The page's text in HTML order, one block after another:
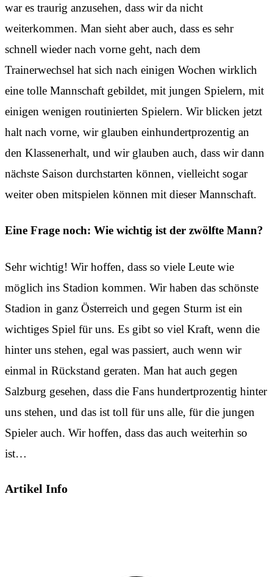
war es traurig anzusehen, dass wir da nicht
weiterkommen. Man sieht aber auch, dass es sehr
schnell wieder nach vorne geht, nach dem
Trainerwechsel hat sich nach einigen Wochen wirklich
eine tolle Mannschaft gebildet, mit jungen Spielern, mit
einigen wenigen routinierten Spielern. Wir blicken jetzt
halt nach vorne, wir glauben einhundertprozentig an
den Klassenerhalt, und wir glauben auch, dass wir dann
nächste Saison durchstarten können, vielleicht sogar
weiter oben mitspielen können mit dieser Mannschaft.
Eine Frage noch: Wie wichtig ist der zwölfte Mann?
Sehr wichtig! Wir hoffen, dass so viele Leute wie
möglich ins Stadion kommen. Wir haben das schönste
Stadion in ganz Österreich und gegen Sturm ist ein
wichtiges Spiel für uns. Es gibt so viel Kraft, wenn die
hinter uns stehen, egal was passiert, auch wenn wir
einmal in Rückstand geraten. Man hat auch gegen
Salzburg gesehen, dass die Fans hundertprozentig hinter
uns stehen, und das ist toll für uns alle, für die jungen
Spieler auch. Wir hoffen, dass das auch weiterhin so
ist…
Artikel Info